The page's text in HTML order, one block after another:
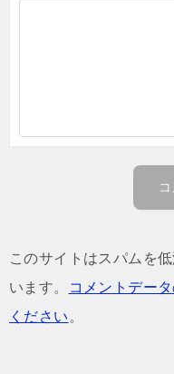
このサイトはスパムを
います。
コメントデー
ください 。